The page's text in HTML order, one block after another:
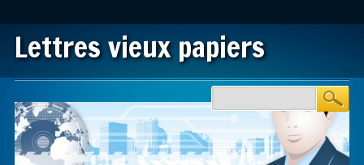
Lettres vieux papiers
Main menu